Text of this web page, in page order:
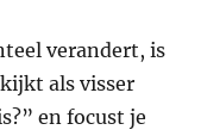
verandert, is
als visser
en focust je